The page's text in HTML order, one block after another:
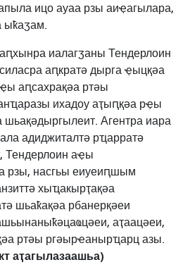
ицо ауаа рзы аиҿагылара,
ыҟаӡам.
иалагӡаны Тендерлоин
аԥкратә дырга ҿыцқәа
аԥсахрақәа ртәы
ихадоу аҭыԥқәа рҿы
шьақәдыргылеит. Агентра иара
адиджиталтә рҵарратә
Тендерлоин аҿы
рзы, насгьы еиуеиԥшым
хыҵакырҭақәа
шьаҟақәа рбанерқәеи
аҭаацәеи,
ртәы ргәырҽанырҵарц азы.
аҭагылазаашьа)